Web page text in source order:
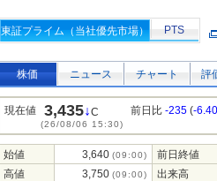
東証プライム（当社優先市場） PTS
株価 ニュース チャート 評
現在値 3,435↓C
(26/08/06 15:30)
前日比 -235 (-
始値 3,640 (09:00)
前日終値
高値
3,750 (09:00)
出来高